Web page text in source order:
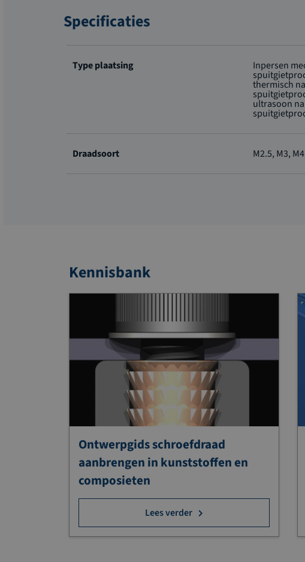
Specificaties
informatie
Type plaatsing Inpersen
thermisch
ultrasoon
Draadsoort M2.5, M3,
Kennisbank
Ontwerpgids schroefdraad
aanbrengen in kunststoffen en
composieten
Lees verder